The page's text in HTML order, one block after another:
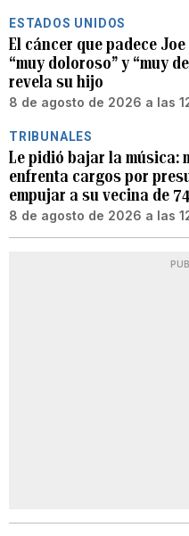
ESTADOS UNIDOS
El cáncer que padece Joe
“muy doloroso” y “muy
revela su hijo
8 de agosto de 2026 a las
TRIBUNALES
Le pidió bajar la música:
enfrenta cargos por
empujar a su vecina de
8 de agosto de 2026 a las